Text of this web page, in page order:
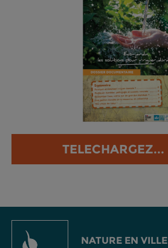
TELECHARGEZ...
NATURE EN VILLE